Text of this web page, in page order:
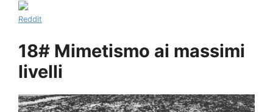
Reddit
18# Mimetismo ai massimi
livelli